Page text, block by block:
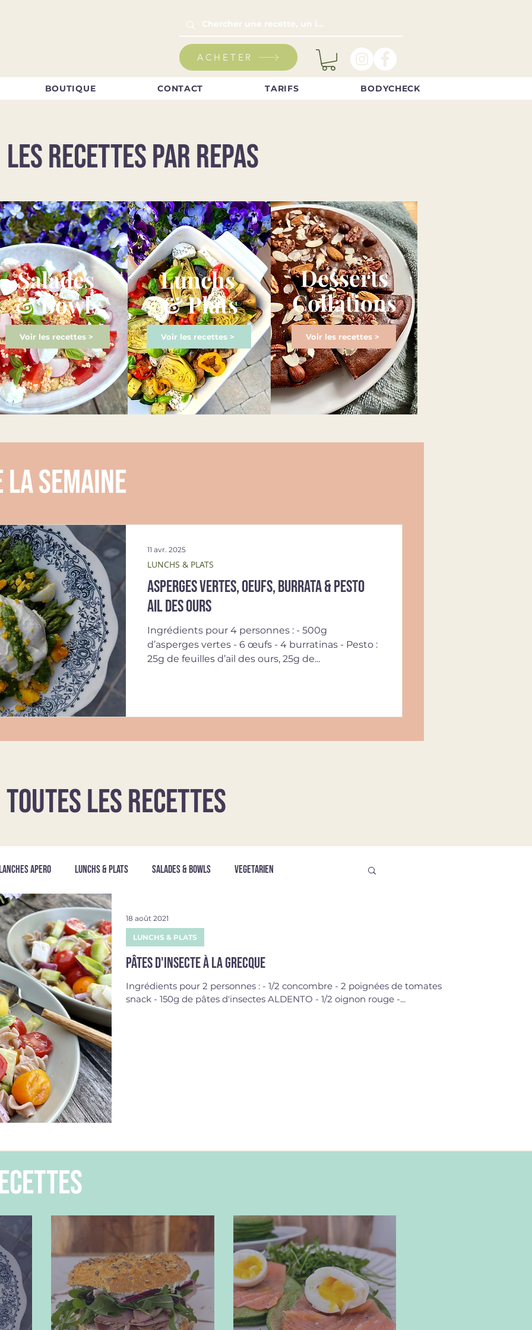
ACHETER
BOUTIQUE CONTACT TARIFS BODYCHECK
LES RECETTES PAR REPAS
Salades
& Bowls
Voir les recettes > Voir les recettes >
Lunchs
& Plats
Voir les recettes >
Desserts
Collations
semaine
Asperges vertes, oeufs, burrata & pesto
ail des ours
Ingrédients pour 4 personnes : - 500g
d’asperges vertes - 6 œufs - 4 burratinas - Pesto :
25g de feuilles d’ail des ours, 25g de...
LUNCHS & PLATS
11 avr. 2025
TOUTES LES RECETTES
APERO LUNCHS & PLATS SALADES & BOWLS VEGETARIEN
Pâtes d'insecte à la grecque
Ingrédients pour 2 personnes : - 1/2 concombre - 2 poignées de tomates
snack - 150g de pâtes d'insectes ALDENTO - 1/2 oignon rouge -...
LUNCHS & PLATS
18 août 2021